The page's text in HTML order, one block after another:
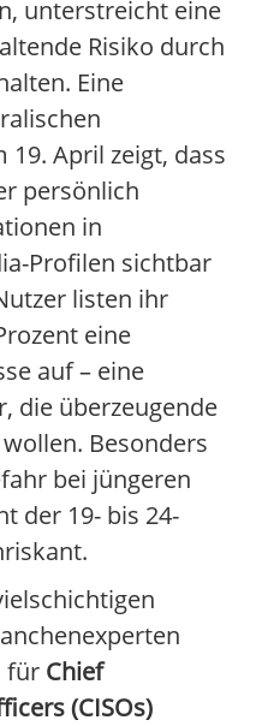
unterstreicht eine
Risiko durch
Eine
April zeigt, dass
persönlich
in
Profilen sichtbar
listen ihr
eine
auf – eine
die überzeugende
Besonders
bei jüngeren
der 19- bis 24-
für Chief
(CISOs)